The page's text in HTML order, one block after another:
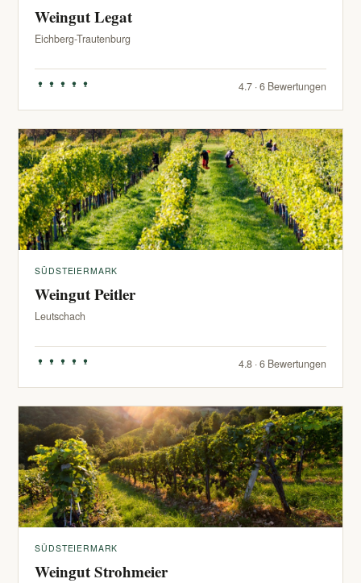
Weingut Legat
Eichberg-Trautenburg
4.7 · 6 Bewertungen
SÜDSTEIERMARK
Weingut Peitler
Leutschach
4.8 · 6 Bewertungen
SÜDSTEIERMARK
Weingut Strohmeier